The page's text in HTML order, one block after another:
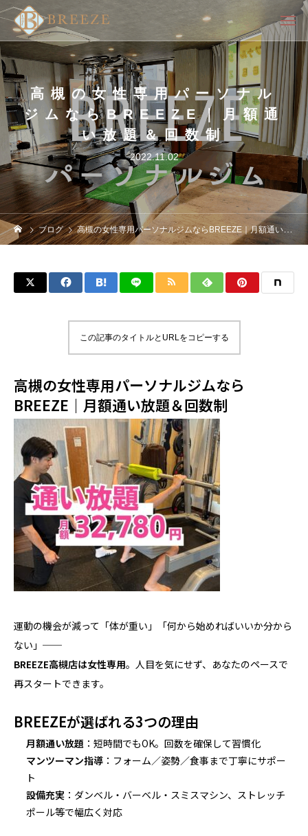
高槻の女性専用パーソナル
ジムならBREEZE｜月額通
い放題＆回数制
2022.11.02
ブログ 高槻の女性専用パーソナルジムならBREEZE｜月額通い放題＆回数制
この記事のタイトルとURLをコピーする
高槻の女性専用パーソナルジムなら
BREEZE｜月額通い放題＆回数制
運動の機会が減って「体が重い」「何から始めればいいか分から
ない」──
BREEZE高槻店は女性専用。人目を気にせず、あなたのペースで
再スタートできます。
BREEZEが選ばれる3つの理由
月額通い放題 ：短時間でもOK。回数を確保して習慣化
マンツーマン指導 ：フォーム／姿勢／食事まで丁寧にサポー
ト
設備充実 ：ダンベル・バーベル・スミスマシン、ストレッチ
ポール等で幅広く対応